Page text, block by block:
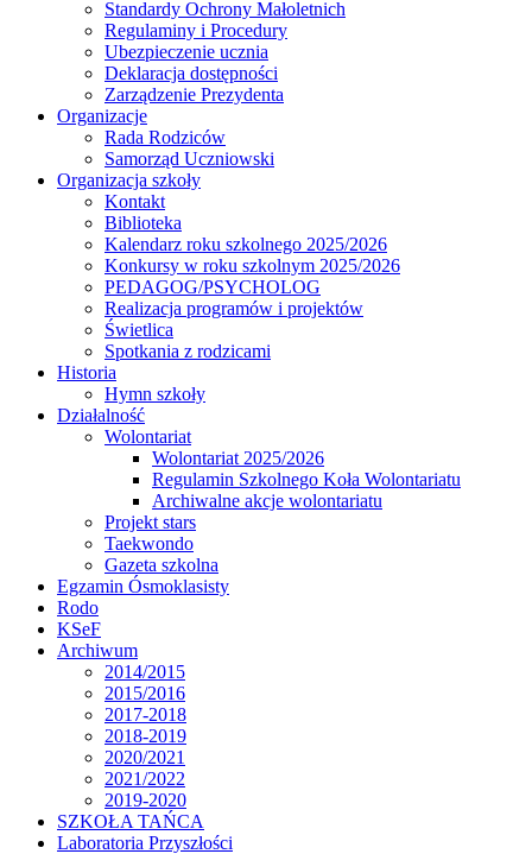
Standardy Ochrony Małoletnich
Regulaminy i Procedury
Ubezpieczenie ucznia
Deklaracja dostępności
Zarządzenie Prezydenta
Organizacje
Rada Rodziców
Samorząd Uczniowski
Organizacja szkoły
Kontakt
Biblioteka
Kalendarz roku szkolnego 2025/2026
Konkursy w roku szkolnym 2025/2026
PEDAGOG/PSYCHOLOG
Realizacja programów i projektów
Świetlica
Spotkania z rodzicami
Historia
Hymn szkoły
Działalność
Wolontariat
Wolontariat 2025/2026
Regulamin Szkolnego Koła Wolontariatu
Archiwalne akcje wolontariatu
Projekt stars
Taekwondo
Gazeta szkolna
Egzamin Ósmoklasisty
Rodo
KSeF
Archiwum
2014/2015
2015/2016
2017-2018
2018-2019
2020/2021
2021/2022
2019-2020
SZKOŁA TAŃCA
Laboratoria Przyszłości